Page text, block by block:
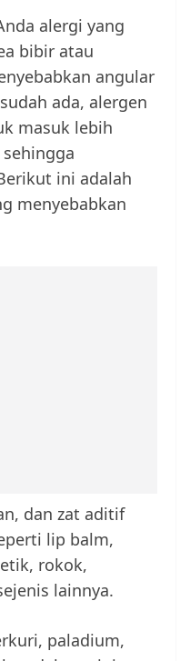
alergi yang
bibir atau
angular
ada, alergen
masuk lebih
ini adalah
menyebabkan
dan zat aditif
lip balm,
rokok,
lainnya.
paladium,